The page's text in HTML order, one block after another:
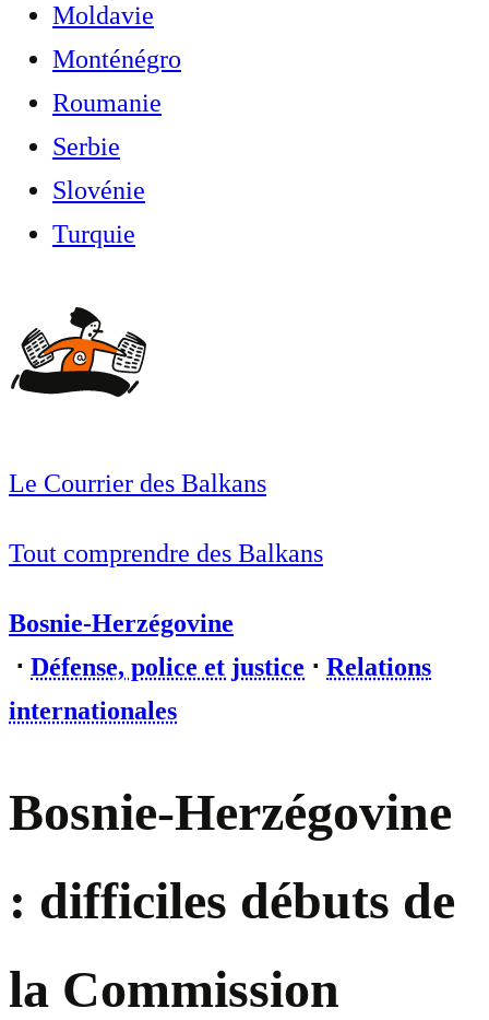
Moldavie
Monténégro
Roumanie
Serbie
Slovénie
Turquie
Le Courrier des Balkans
Tout comprendre des Balkans
Bosnie-Herzégovine
⋅ Défense, police et justice ⋅ Relations
internationales
Bosnie-Herzégovine
: difficiles débuts de
la Commission